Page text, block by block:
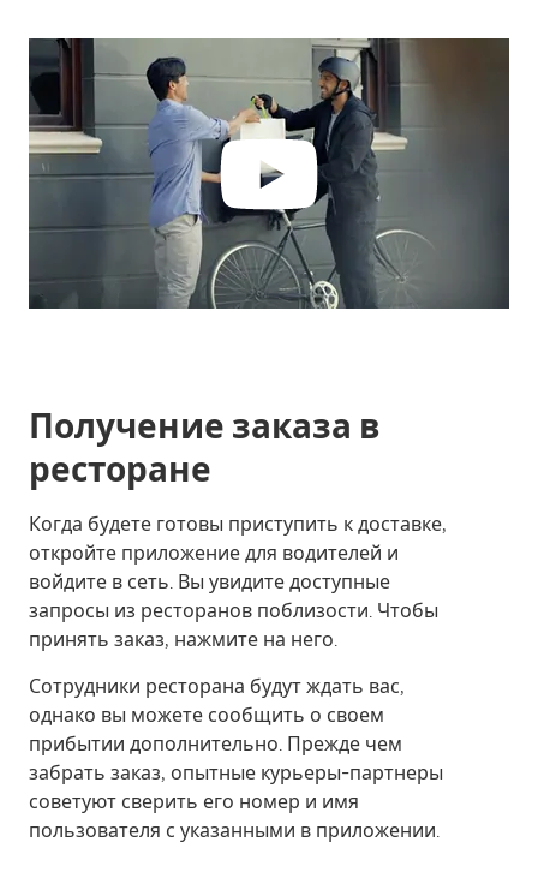
Получение заказа в
ресторане
Когда будете готовы приступить к доставке,
откройте приложение для водителей и
войдите в сеть. Вы увидите доступные
запросы из ресторанов поблизости. Чтобы
принять заказ, нажмите на него.
Сотрудники ресторана будут ждать вас,
однако вы можете сообщить о своем
прибытии дополнительно. Прежде чем
забрать заказ, опытные курьеры-партнеры
советуют сверить его номер и имя
пользователя с указанными в приложении.